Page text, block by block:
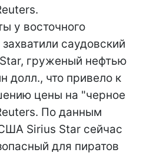
у восточного
саудовский
груженый нефтью
долл., что привело к
цены на "черное
По данным
Sirius Star сейчас
для пиратов